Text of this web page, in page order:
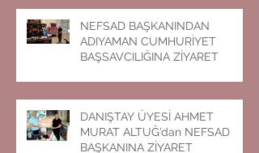
NEFSAD BAŞKANINDAN
ADIYAMAN CUMHURİYET
BAŞSAVCILIĞINA ZİYARET
DANIŞTAY ÜYESİ AHMET
MURAT ALTUĞ’dan NEFSAD
BAŞKANINA ZİYARET